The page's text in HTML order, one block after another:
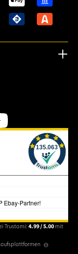
Trustami:4.99 / 5.00mit